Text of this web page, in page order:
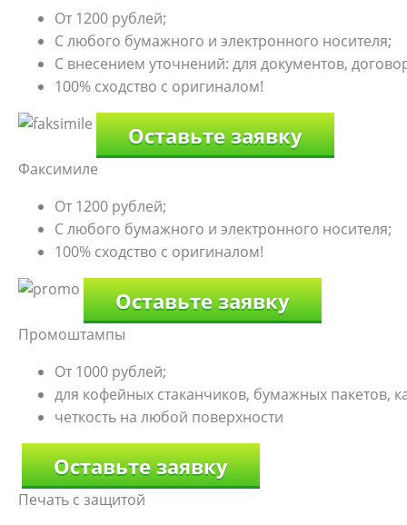
От 1200 рублей;
С любого бумажного и электронного носителя;
С внесением уточнений: для документов,
100% сходство с оригиналом!
Оставьте заявку
Факсимиле
От 1200 рублей;
С любого бумажного и электронного носителя;
100% сходство с оригиналом!
Оставьте заявку
Промоштампы
От 1000 рублей;
для кофейных стаканчиков, бумажных пакетов,
четкость на любой поверхности
Оставьте заявку
Печать с защитой